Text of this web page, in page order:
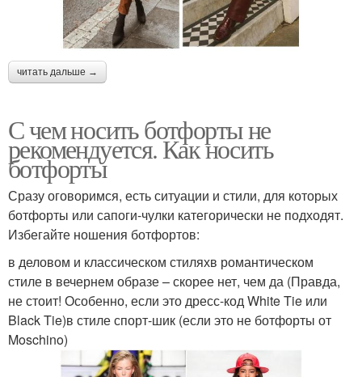
читать дальше →
С чем носить ботфорты не
рекомендуется. Как носить
ботфорты
Сразу оговоримся, есть ситуации и стили, для которых
ботфорты или сапоги-чулки категорически не подходят.
Избегайте ношения ботфортов:
в деловом и классическом стиляхв романтическом
стиле в вечернем образе – скорее нет, чем да (Правда,
не стоит! Особенно, если это дресс-код White Tie или
Black Tie)в стиле спорт-шик (если это не ботфорты от
Moschino)